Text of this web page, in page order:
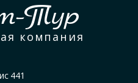
Тур
компания
441